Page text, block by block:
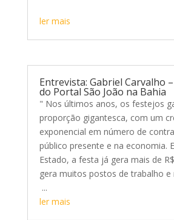
ler mais
Entrevista: Gabriel Carvalho
do Portal São João na Bahia
" Nos últimos anos, os festejos
proporção gigantesca, com um
exponencial em número de
público presente e na economia.
Estado, a festa já gera mais de
gera muitos postos de
...
ler mais